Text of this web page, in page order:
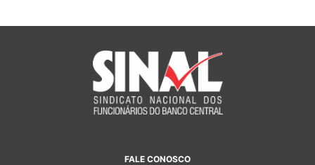
FALE CONOSCO